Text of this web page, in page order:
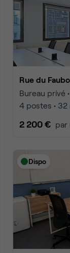
Rue du
Bureau privé
4 postes • 32
2 200 € par
Dispo